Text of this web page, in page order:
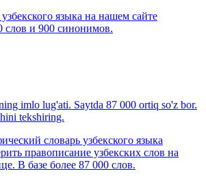
языка на нашем сайте
слов и 900 синонимов.
imlo lug'ati. Saytda 87 000 ortiq so'z bor.
tekshiring.
словарь узбекского языка
правописание узбекских слов на
В базе более 87 000 слов.